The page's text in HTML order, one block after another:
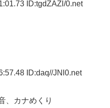
ID:tgdZAZl/0.net
ID:daq//JNl0.net
、カナめくり